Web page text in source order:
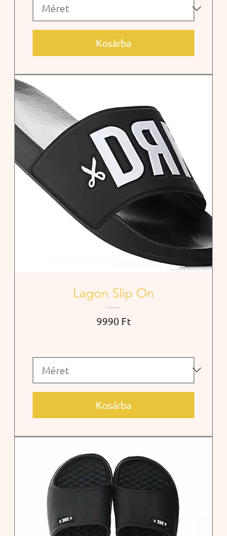
Kosárba
Lagon Slip On
Ár
9990 Ft
Kosárba